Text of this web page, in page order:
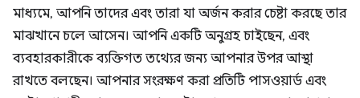
মাধ্যমে, আপনি তাদের এবং তারা যা অর্জন করার চেষ্টা করছে তার
মাঝখানে চলে আসেন। আপনি একটি অনুগ্রহ চাইছেন, এবং
ব্যবহারকারীকে ব্যক্তিগত তথ্যের জন্য আপনার উপর আস্থা
রাখতে বলছেন। আপনার সংরক্ষণ করা প্রতিটি পাসওয়ার্ড এবং